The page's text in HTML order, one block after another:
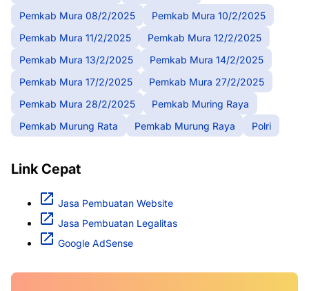
Pemkab Mura 08/2/2025
Pemkab Mura 10/2/2025
Pemkab Mura 11/2/2025
Pemkab Mura 12/2/2025
Pemkab Mura 13/2/2025
Pemkab Mura 14/2/2025
Pemkab Mura 17/2/2025
Pemkab Mura 27/2/2025
Pemkab Mura 28/2/2025
Pemkab Muring Raya
Pemkab Murung Rata
Pemkab Murung Raya Polri
Link Cepat
Jasa Pembuatan Website
Jasa Pembuatan Legalitas
Google AdSense